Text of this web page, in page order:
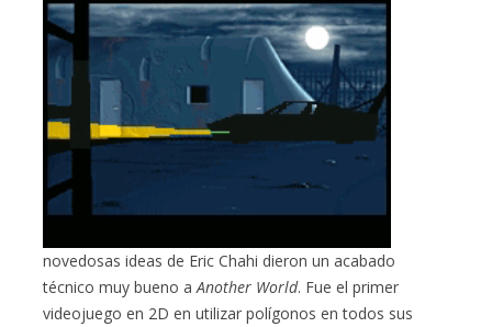
novedosas ideas de Eric Chahi dieron un acabado
técnico muy bueno aAnother World. Fue el primer
videojuego en 2D en utilizar polígonos en todos sus